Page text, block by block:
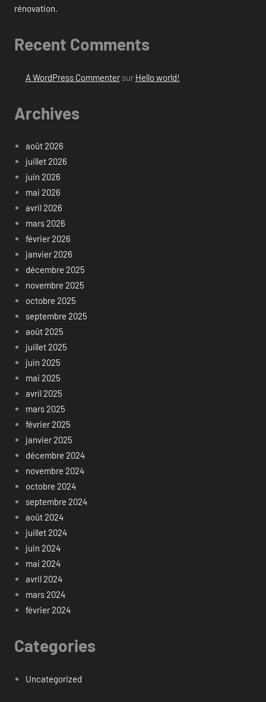
rénovation.
Recent Comments
A WordPress Commentersur Hello world!
Archives
août 2026
juillet 2026
juin 2026
mai 2026
avril 2026
mars 2026
février 2026
janvier 2026
décembre 2025
novembre 2025
octobre 2025
septembre 2025
août 2025
juillet 2025
juin 2025
mai 2025
avril 2025
mars 2025
février 2025
janvier 2025
décembre 2024
novembre 2024
octobre 2024
septembre 2024
août 2024
juillet 2024
juin 2024
mai 2024
avril 2024
mars 2024
février 2024
Categories
Uncategorized